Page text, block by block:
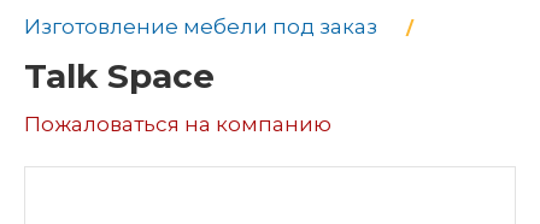
Изготовление мебели под заказ
Talk Space
Пожаловаться на компанию